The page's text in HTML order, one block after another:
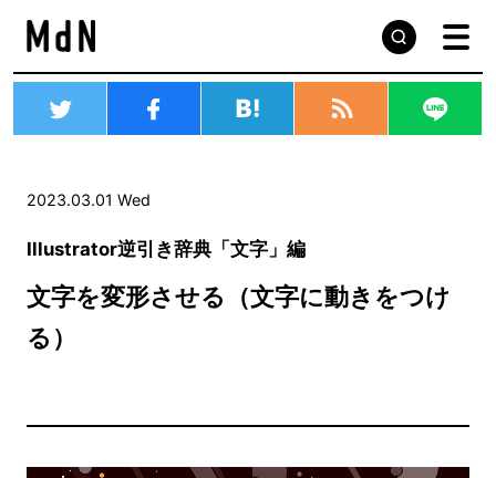
2023.03.01 Wed
Illustrator逆引き辞典「文字」編
文字を変形させる（文字に動きをつけ
る）